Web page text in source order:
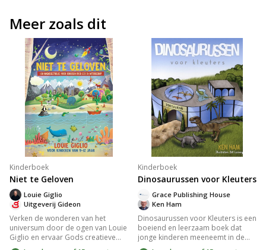
Meer zoals dit
Kinderboek
Niet te Geloven
Uitgeverij Gideon
Louie Giglio
Verken de wonderen van het
universum door de ogen van Louie
Giglio en ervaar Gods creatieve
pracht. Dit inspirerende dagboek
Kinderboek
Dinosaurussen voor Kleuters
Ken Ham
Grace Publishing House
Dinosaurussen voor Kleuters is een
boeiend en leerzaam boek dat
jonge kinderen meeneemt in de
fascinerende wereld van